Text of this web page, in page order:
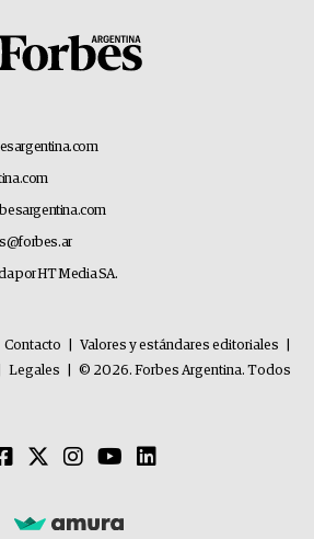
por HT Media SA.
Contacto Valores y estándares editoriales
Legales
© 2026. Forbes Argentina. Todos